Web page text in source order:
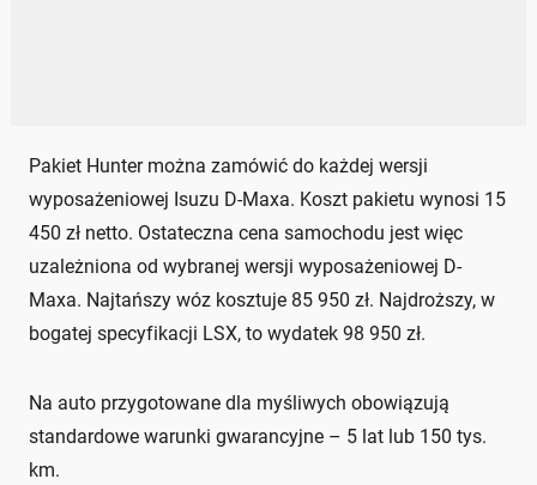
Pakiet Hunter można zamówić do każdej wersji
wyposażeniowej Isuzu D-Maxa. Koszt pakietu wynosi 15
450 zł netto. Ostateczna cena samochodu jest więc
uzależniona od wybranej wersji wyposażeniowej D-
Maxa. Najtańszy wóz kosztuje 85 950 zł. Najdroższy, w
bogatej specyfikacji LSX, to wydatek 98 950 zł.
Na auto przygotowane dla myśliwych obowiązują
standardowe warunki gwarancyjne – 5 lat lub 150 tys.
km.